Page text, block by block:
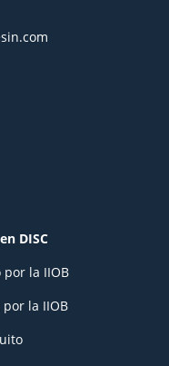
DISC
por la IIOB
la IIOB